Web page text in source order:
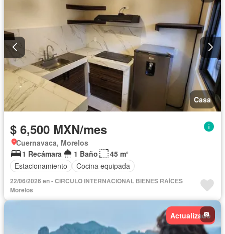
Casa
$ 6,500 MXN/mes
Cuernavaca, Morelos
1 Recámara
1 Baño
45 m²
Estacionamiento
Cocina equipada
22/06/2026 en - CIRCULO INTERNACIONAL BIENES RAÍCES
Morelos
Actualizado